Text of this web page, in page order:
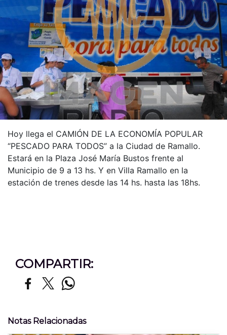
Hoy llega el CAMIÓN DE LA ECONOMÍA POPULAR
“PESCADO PARA TODOS” a la Ciudad de Ramallo.
Estará en la Plaza José María Bustos frente al
Municipio de 9 a 13 hs. Y en Villa Ramallo en la
estación de trenes desde las 14 hs. hasta las 18hs.
COMPARTIR:
Notas Relacionadas